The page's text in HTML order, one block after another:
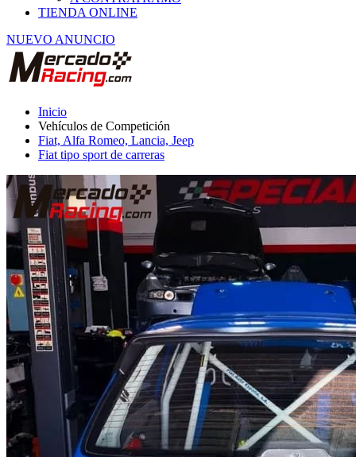
NUEVO ANUNCIO
Vehículos de Competición
Fiat, Alfa Romeo, Lancia, Jeep
Fiat tipo sport de carreras